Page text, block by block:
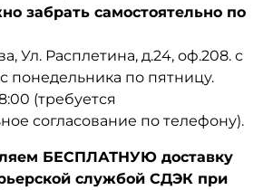
забрать самостоятельно по
Ул. Расплетина, д.24, оф.208. с
понедельника по пятницу.
(требуется
согласование по телефону).
БЕСПЛАТНУЮ доставку
службой СДЭК при